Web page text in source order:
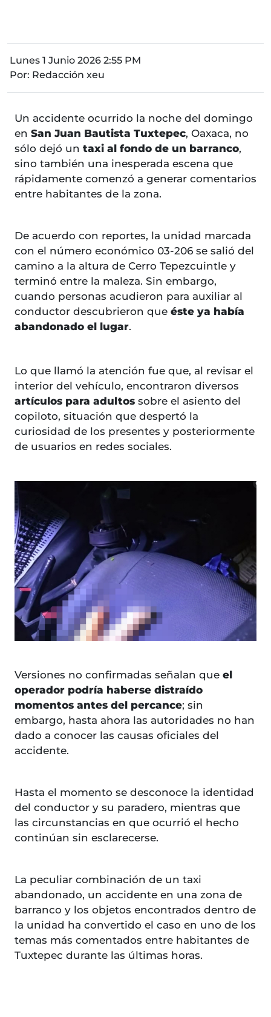
Lunes 1 Junio 2026 2:55 PM
Por: Redacción xeu
Un accidente ocurrido la noche del domingo
en San Juan Bautista Tuxtepec, Oaxaca, no
sólo dejó un taxi al fondo de un barranco,
sino también una inesperada escena que
rápidamente comenzó a generar comentarios
entre habitantes de la zona.
De acuerdo con reportes, la unidad marcada
con el número económico 03-206 se salió del
camino a la altura de Cerro Tepezcuintle y
terminó entre la maleza. Sin embargo,
cuando personas acudieron para auxiliar al
conductor descubrieron que éste ya había
abandonado el lugar.
Lo que llamó la atención fue que, al revisar el
interior del vehículo, encontraron diversos
artículos para adultos sobre el asiento del
copiloto, situación que despertó la
curiosidad de los presentes y posteriormente
de usuarios en redes sociales.
Versiones no confirmadas señalan que el
operador podría haberse distraído
momentos antes del percance; sin
embargo, hasta ahora las autoridades no han
dado a conocer las causas oficiales del
accidente.
Hasta el momento se desconoce la identidad
del conductor y su paradero, mientras que
las circunstancias en que ocurrió el hecho
continúan sin esclarecerse.
La peculiar combinación de un taxi
abandonado, un accidente en una zona de
barranco y los objetos encontrados dentro de
la unidad ha convertido el caso en uno de los
temas más comentados entre habitantes de
Tuxtepec durante las últimas horas.